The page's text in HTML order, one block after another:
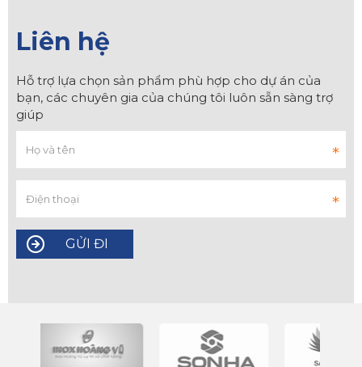
Liên hệ
Hỗ trợ lựa chọn sản phẩm phù hợp cho dự án của
bạn, các chuyên gia của chúng tôi luôn sẵn sàng trợ
giúp